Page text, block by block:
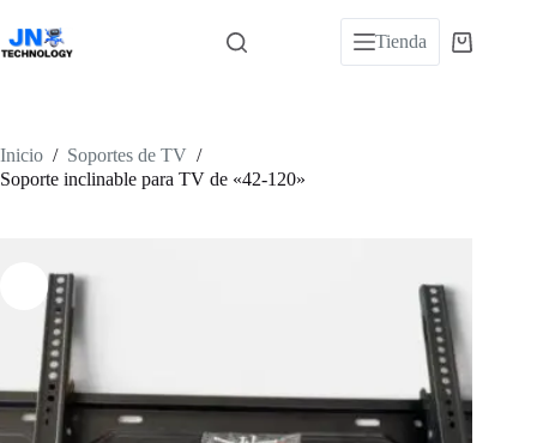
contenido
Tienda
Carro
Inicio / Soportes de TV /
Soporte inclinable para TV de «42-120»